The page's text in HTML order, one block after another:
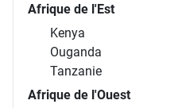
Afrique de l'Est
Kenya
Ouganda
Tanzanie
Afrique de l'Ouest